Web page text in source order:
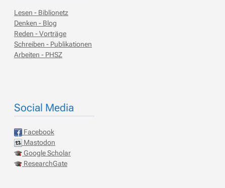
Lesen - Biblionetz
Denken - Blog
Reden - Vorträge
Schreiben - Publikationen
Arbeiten - PHSZ
Social Media
Facebook
Mastodon
Google Scholar
ResearchGate